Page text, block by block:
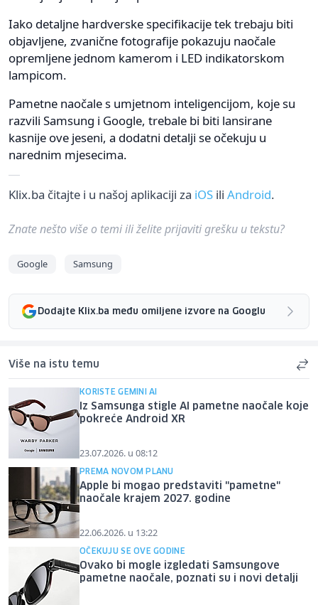
Iako detaljne hardverske specifikacije tek trebaju biti
objavljene, zvanične fotografije pokazuju naočale
opremljene jednom kamerom i LED indikatorskom
lampicom.
Pametne naočale s umjetnom inteligencijom, koje su
razvili Samsung i Google, trebale bi biti lansirane
kasnije ove jeseni, a dodatni detalji se očekuju u
narednim mjesecima.
Klix.ba čitajte i u našoj aplikaciji za iOS ili Android.
Znate nešto više o temi ili želite prijaviti grešku u tekstu?
Google Samsung
Dodajte Klix.ba među omiljene izvore na Googlu
Više na istu temu
KORISTE GEMINI AI
Iz Samsunga stigle AI pametne naočale koje
pokreće Android XR
23.07.2026. u 08:12
PREMA NOVOM PLANU
Apple bi mogao predstaviti "pametne"
naočale krajem 2027. godine
22.06.2026. u 13:22
OČEKUJU SE OVE GODINE
Ovako bi mogle izgledati Samsungove
pametne naočale, poznati su i novi detalji